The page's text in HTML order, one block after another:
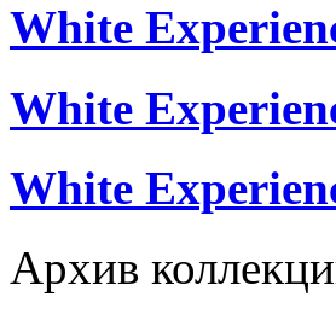
White
White
White
Архив